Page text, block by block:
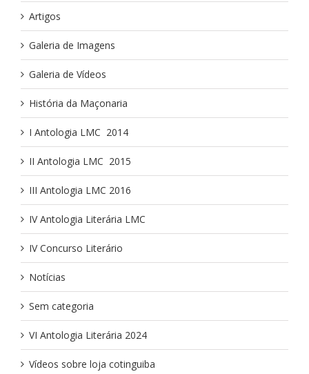
Artigos
Galeria de Imagens
Galeria de Vídeos
História da Maçonaria
I Antologia LMC ­ 2014
II Antologia LMC ­ 2015
III Antologia LMC 2016
IV Antologia Literária LMC
IV Concurso Literário
Notícias
Sem categoria
VI Antologia Literária 2024
Vídeos sobre loja cotinguiba